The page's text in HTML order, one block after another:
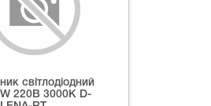
світлодіодний
220В 3000K D-